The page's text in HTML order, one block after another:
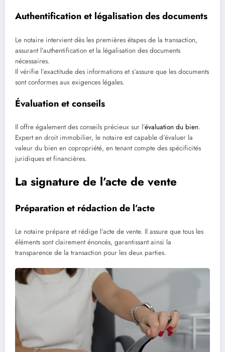
Authentification et légalisation des documents
Le notaire intervient dès les premières étapes de la transaction,
assurant l’authentification et la légalisation des documents
nécessaires.
Il vérifie l’exactitude des informations et s’assure que les documents
sont conformes aux exigences légales.
Évaluation et conseils
Il offre également des conseils précieux sur l’évaluation du bien.
Expert en droit immobilier, le notaire est capable d’évaluer la
valeur du bien en copropriété, en tenant compte des spécificités
juridiques et financières.
La signature de l’acte de vente
Préparation et rédaction de l’acte
Le notaire prépare et rédige l’acte de vente. Il assure que tous les
éléments sont clairement énoncés, garantissant ainsi la
transparence de la transaction pour les deux parties.